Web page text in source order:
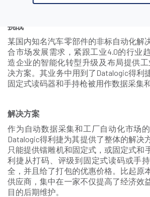
挑战
某国内知名汽车零部件的非标自动化解
合市场发展需求，紧跟工业4.0的行业
造企业的智能化转型升级及布局提供
决方案。其业务中用到了Datalogic得利
固定式读码器和手持枪被用作数据采集和
解决方案
作为自动数据采集和工厂自动化市场的
Datalogic得利捷为其提供了整体的解决
只能提供镭雕机和固定式，或固定式和
利捷从打码、评级到固定式读码或手
全，并且给了打包的优惠价格。比起原
供应商，集中在一家不仅提高了经济效
目的后期维护。